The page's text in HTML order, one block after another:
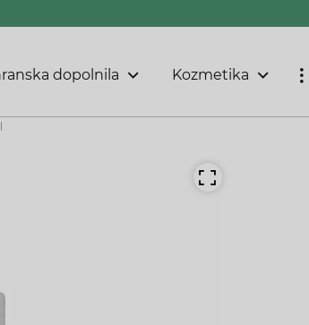
dopolnila Kozmetika